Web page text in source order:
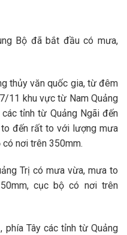
Bộ đã bắt đầu có mưa,
thủy văn quốc gia, từ đêm
11 khu vực từ Nam Quảng
tỉnh từ Quảng Ngãi đến
đến rất to với lượng mưa
nơi trên 350mm.
Trị có mưa vừa, mưa to
cục bộ có nơi trên
Tây các tỉnh từ Quảng